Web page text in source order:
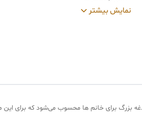
رنگ:بی رنگ شفاف
نمایش بیشتر
بزرگ برای خانم ها محسوب می‌شود که برای